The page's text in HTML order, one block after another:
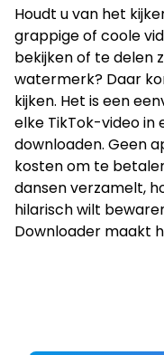
Houdt u van het
grappige of coole
bekijken of te delen
watermerk? Daar
kijken. Het is een
elke TikTok-video in
downloaden. Geen
kosten om te
dansen verzamelt,
hilarisch wilt
Downloader maakt